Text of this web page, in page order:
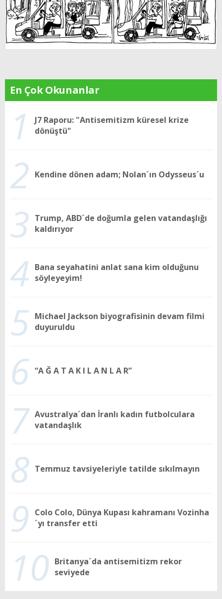
En Çok Okunanlar
1
J7 Raporu: "Antisemitizm küresel krize
dönüştü"
2 Kendine dönen adam; Nolan´ın Odysseus´u
3 Trump, ABD´de doğumla gelen vatandaşlığı
kaldırıyor
4 Bana seyahatini anlat sana kim olduğunu
söyleyeyim!
5 Michael Jackson biyografisinin devam filmi
duyuruldu
6 “A Ğ A T A K I L A N L A R”
7 Avustralya´dan İranlı kadın futbolculara
vatandaşlık
8 Temmuz tavsiyeleriyle tatilde sıkılmayın
9
Colo Colo, Dünya Kupası kahramanı Vozinha
´yı transfer etti
10 Britanya´da antisemitizm rekor
seviyede